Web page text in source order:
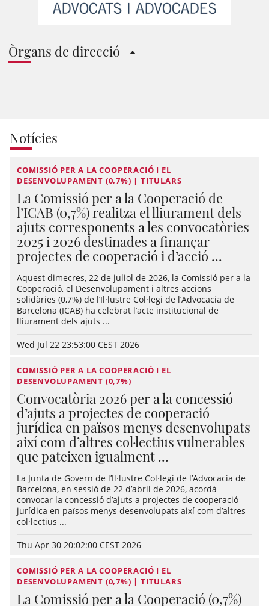
Òrgans de direcció
Notícies
COMISSIÓ PER A LA COOPERACIÓ I EL
DESENVOLUPAMENT (0,7%) | TITULARS
La Comissió per a la Cooperació de
l’ICAB (0,7%) realitza el lliurament dels
ajuts corresponents a les convocatòries
2025 i 2026 destinades a finançar
projectes de cooperació i d’acció ...
Aquest dimecres, 22 de juliol de 2026, la Comissió per a la
Cooperació, el Desenvolupament i altres accions
solidàries (0,7%) de l’Il·lustre Col·legi de l’Advocacia de
Barcelona (ICAB) ha celebrat l’acte institucional de
lliurament dels ajuts ...
Wed Jul 22 23:53:00 CEST 2026
COMISSIÓ PER A LA COOPERACIÓ I EL
DESENVOLUPAMENT (0,7%)
Convocatòria 2026 per a la concessió
d’ajuts a projectes de cooperació
jurídica en països menys desenvolupats
així com d’altres col·lectius vulnerables
que pateixen igualment ...
La Junta de Govern de l’Il·lustre Col·legi de l’Advocacia de
Barcelona, en sessió de 22 d’abril de 2026, acordà
convocar la concessió d’ajuts a projectes de cooperació
jurídica en països menys desenvolupats així com d’altres
col·lectius ...
Thu Apr 30 20:02:00 CEST 2026
COMISSIÓ PER A LA COOPERACIÓ I EL
DESENVOLUPAMENT (0,7%) | TITULARS
La Comissió per a la Cooperació (0,7%)